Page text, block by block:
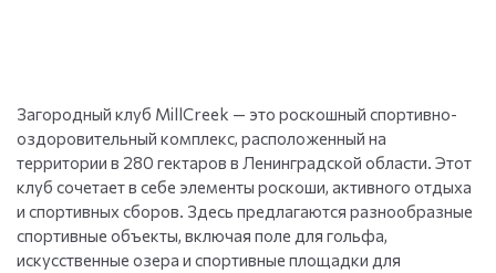
Загородный клуб MillCreek — это роскошный спортивно-
оздоровительный комплекс, расположенный на
территории в 280 гектаров в Ленинградской области. Этот
клуб сочетает в себе элементы роскоши, активного отдыха
и спортивных сборов. Здесь предлагаются разнообразные
спортивные объекты, включая поле для гольфа,
искусственные озера и спортивные площадки для